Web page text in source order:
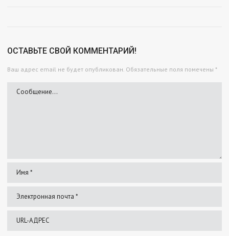
ОСТАВЬТЕ СВОЙ КОММЕНТАРИЙ!
Ваш адрес email не будет опубликован. Обязательные поля помечены *